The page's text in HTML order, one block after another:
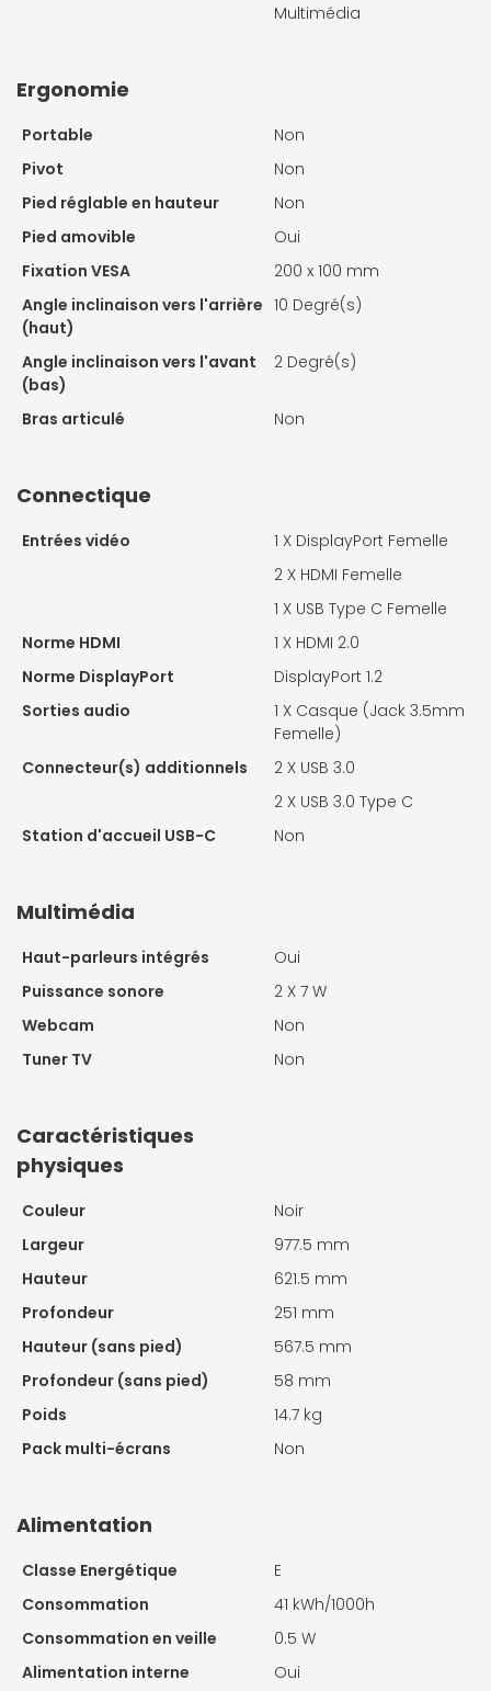
Multimédia
Ergonomie
Portable
Non
Pivot
Non
Pied réglable en hauteur
Non
Pied amovible
Oui
Fixation VESA
200 x 100 mm
Angle inclinaison vers l'arrière
(haut)
10 Degré(s)
Angle inclinaison vers l'avant
(bas)
2 Degré(s)
Bras articulé Non
Connectique
Entrées vidéo 1 X DisplayPort Femelle
2 X HDMI Femelle
1 X USB Type C Femelle
Norme HDMI
1 X HDMI 2.0
Norme DisplayPort
DisplayPort 1.2
Sorties audio
1 X Casque (Jack 3.5mm
Femelle)
Connecteur(s) additionnels
2 X USB 3.0
2 X USB 3.0 Type C
Station d'accueil USB-C
Non
Multimédia
Haut-parleurs intégrés
Oui
Puissance sonore
2 X 7 W
Webcam
Non
Tuner TV
Non
Caractéristiques
physiques
Couleur
Noir
Largeur
977.5 mm
Hauteur
621.5 mm
Profondeur
251 mm
Hauteur (sans pied)
567.5 mm
Profondeur (sans pied)
58 mm
Poids
14.7 kg
Pack multi-écrans
Non
Alimentation
Classe Energétique
E
Consommation
41 kWh/1000h
Consommation en veille
0.5 W
Alimentation interne
Oui